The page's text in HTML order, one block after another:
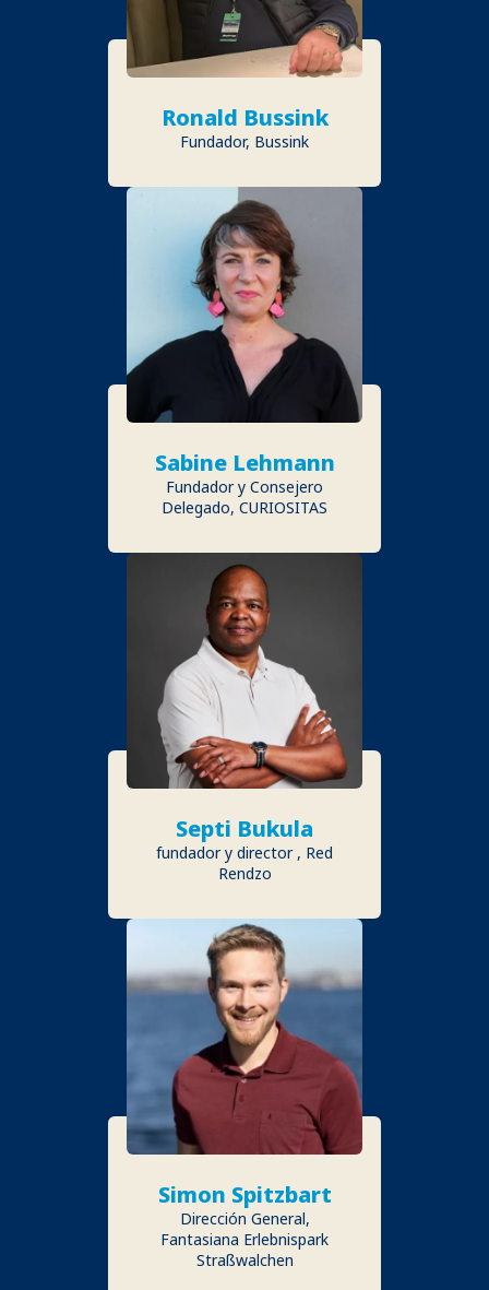
Ronald Bussink
Fundador, Bussink
Sabine Lehmann
Fundador y Consejero
Delegado, CURIOSITAS
Septi Bukula
fundador y director , Red
Rendzo
Simon Spitzbart
Dirección General,
Fantasiana Erlebnispark
Straßwalchen